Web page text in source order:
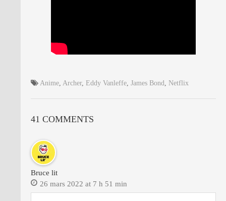
Anime Archer, Eddy Vanleffe James Bond Netflix
41 COMMENTS
Bruce lit
26 mars 2022 at 7 h 51 min